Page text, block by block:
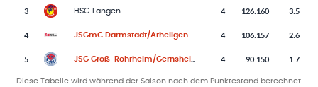
3 HSG Langen 4 126:160 3:5
4 JSGmC Darmstadt/Arheilgen 4 106:157 2:6
5 4 90:150 1:7
Diese Tabelle wird während der Saison nach dem Punktestand berechnet.